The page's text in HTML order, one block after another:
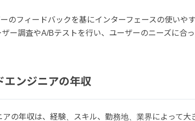
のフィードバックを基にインターフェースの使いや
ザー調査やA/Bテストを行い、ユーザーのニーズに合
エンジニアの年収
アの年収は、経験、スキル、勤務地、業界によって大